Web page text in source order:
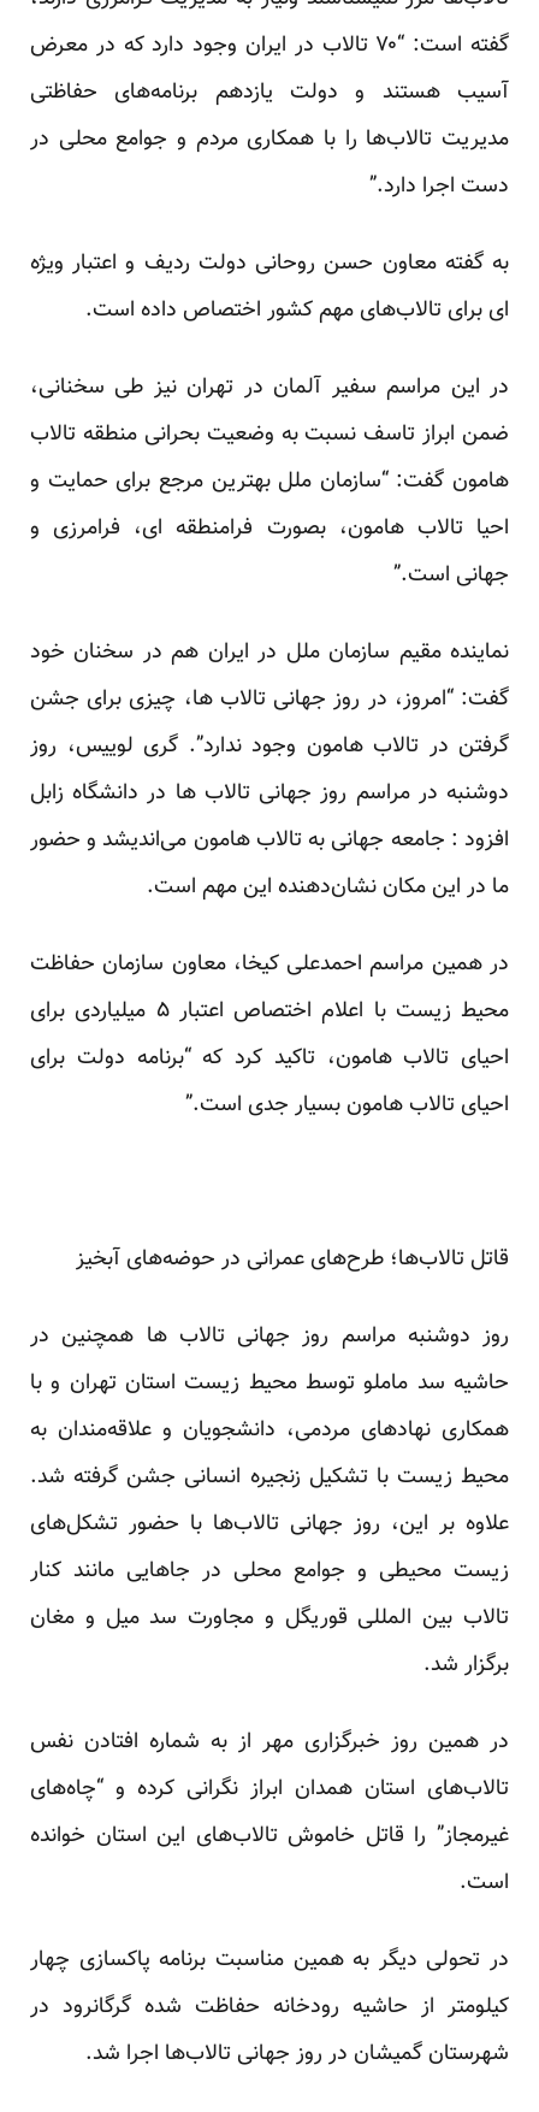
گفته است: “۷۰ تالاب در ایران وجود دارد که در معرض
آسیب هستند و دولت یازدهم برنامه‌های حفاظتی
مدیریت تالاب‌ها را با همکاری مردم و جوامع محلی در
دست اجرا دارد.”
به گفته معاون حسن روحانی دولت ردیف و اعتبار ویژه
ای برای تالاب‌های مهم کشور اختصاص داده است.
در این مراسم سفیر آلمان در تهران نیز طی سخنانی،
ضمن ابراز تاسف نسبت به وضعیت بحرانی منطقه تالاب
هامون گفت: “سازمان ملل بهترین مرجع برای حمایت و
احیا تالاب هامون، بصورت فرامنطقه ای، فرامرزی و
جهانی است.”
نماینده مقیم سازمان ملل در ایران هم در سخنان خود
گفت: “امروز، در روز جهانی تالاب ها، چیزی برای جشن
گرفتن در تالاب هامون وجود ندارد”. گری لوییس، روز
دوشنبه در مراسم روز جهانی تالاب ها در دانشگاه زابل
افزود : جامعه جهانی به تالاب هامون می‌اندیشد و حضور
ما در این مکان نشان‌دهنده این مهم است.
در همین مراسم احمدعلی کیخا، معاون سازمان حفاظت
محیط زیست با اعلام اختصاص اعتبار ۵ میلیاردی برای
احیای تالاب هامون، تاکید کرد که “برنامه دولت برای
احیای تالاب هامون بسیار جدی است.”
قاتل تالاب‌ها؛ طرح‌های عمرانی در حوضه‌های آبخیز
روز دوشنبه مراسم روز جهانی تالاب ها همچنین در
حاشیه سد ماملو توسط محیط زیست استان تهران و با
همکاری نهادهای مردمی، دانشجویان و علاقه‌مندان به
محیط زیست با تشکیل زنجیره انسانی جشن گرفته شد.
علاوه بر این، روز جهانی تالاب‌ها با حضور تشکل‌های
زیست محیطی و جوامع محلی در جاهایی مانند کنار
تالاب بین المللی قوریگل و مجاورت سدمیل و مغان
برگزار شد.
در همین روز خبرگزاری مهر از به شماره افتادن نفس
تالاب‌های استان همدان ابراز نگرانی کرده و “چاه‌های
غیرمجاز” را قاتل خاموش تالاب‌های این استان خوانده
است.
در تحولی دیگر به همین مناسبت برنامه پاکسازی چهار
کیلومتر از حاشیه رودخانه حفاظت شده گرگانرود در
شهرستان گمیشان در روز جهانی تالاب‌ها اجرا شد.